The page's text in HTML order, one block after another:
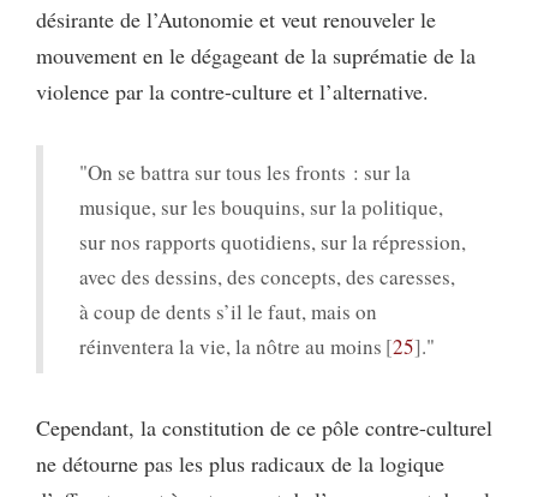
désirante de l’Autonomie et veut renouveler le
mouvement en le dégageant de la suprématie de la
violence par la contre-culture et l’alternative.
"On se battra sur tous les fronts : sur la
musique, sur les bouquins, sur la politique,
sur nos rapports quotidiens, sur la répression,
avec des dessins, des concepts, des caresses,
à coup de dents s’il le faut, mais on
réinventera la vie, la nôtre au moins 25 ."
Cependant, la constitution de ce pôle contre-culturel
ne détourne pas les plus radicaux de la logique